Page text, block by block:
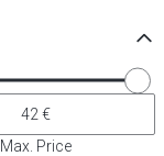
Max. Price